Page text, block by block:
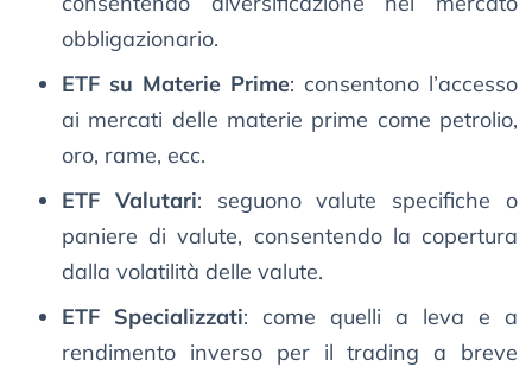
obbligazionario.
ETF su Materie Prime: consentono l’accesso
ai mercati delle materie prime come petrolio,
oro, rame, ecc.
ETF Valutari: seguono valute specifiche o
paniere di valute, consentendo la copertura
dalla volatilità delle valute.
ETF Specializzati: come quelli a leva e a
rendimento inverso per il trading a breve